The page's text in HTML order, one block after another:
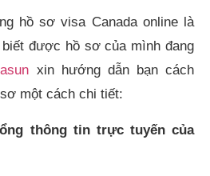
hồ sơ visa Canada online là
được hồ sơ của mình đang
xin hướng dẫn bạn cách
một cách chi tiết:
thông tin trực tuyến của